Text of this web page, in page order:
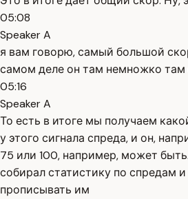
05:08
Speaker A
я вам говорю, самый большой
самом деле он там немножко там
05:16
Speaker A
То есть в итоге мы получаем
у этого сигнала спреда, и он,
75 или 100, например, может
собирал статистику по спредам и
прописывать им